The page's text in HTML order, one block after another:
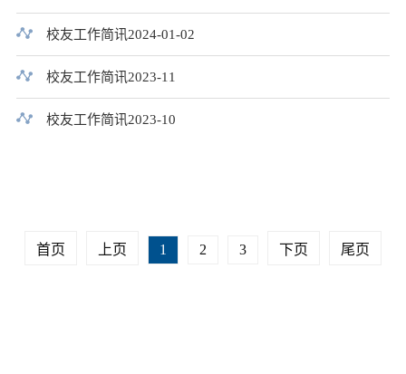
校友工作简讯2024-01-02
校友工作简讯2023-11
校友工作简讯2023-10
首页 上页 1 2 3 下页 尾页